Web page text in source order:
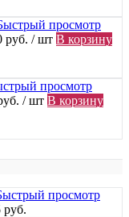
просмотр
руб. / шт В корзину
просмотр
/ шт В корзину
просмотр
руб.